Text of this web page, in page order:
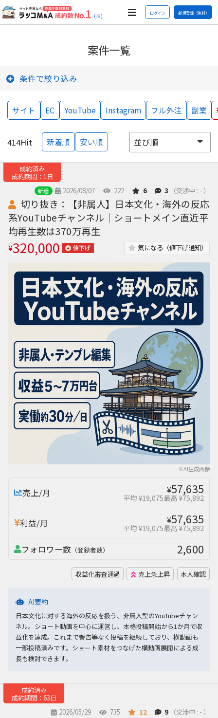
(※) ログイン 新規登録（無料）
案件一覧
条件で絞り込み
サイト EC YouTube Instagram フル外注 副業
414Hit 新着順 安い順
成約済み
成約期間：1日
新着 2026/08/07 222 6 3 （交渉中 : - ）
※AI生成画像
切り抜き：【非属人】日本文化・海外の反応
系YouTubeチャンネル｜ショートメイン直近平
均再生数は370万再生
¥320,000 値下げ 気になる（値下げ通知）
売上/月 ¥57,635
平均 ¥19,075最高 ¥75,892
利益/月 ¥57,635
平均 ¥19,075最高 ¥75,892
フォロワー数 （登録者数） 2,600
収益化審査通過 売上急上昇 本人確認
AI要約
日本文化に対する海外の反応を扱う、非属人型のYouTubeチャン
ネル。ショート動画を中心に運営し、本格投稿開始から1か月で収
益化を達成。これまで警告等なく投稿を継続しており、横動画も
一部投稿済みです。ショート素材をつなげた横動画展開による成
長も検討できます。
成約済み
成約期間：63日
2026/05/29
735 12 9 （交渉中 : - ）